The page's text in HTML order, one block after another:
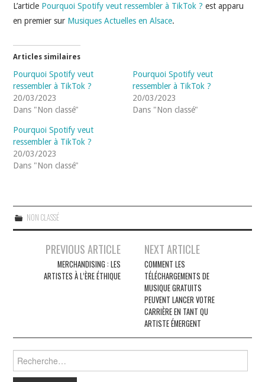
L’article Pourquoi Spotify veut ressembler à TikTok ? est apparu
en premier sur Musiques Actuelles en Alsace.
Articles similaires
Pourquoi Spotify veut
ressembler à TikTok ?
20/03/2023
Dans "Non classé"
Pourquoi Spotify veut
ressembler à TikTok ?
20/03/2023
Dans "Non classé"
Pourquoi Spotify veut
ressembler à TikTok ?
20/03/2023
Dans "Non classé"
NON CLASSÉ
Navigation
articles
PREVIOUS ARTICLE
MERCHANDISING : LES
ARTISTES À L’ÈRE ÉTHIQUE
NEXT ARTICLE
COMMENT LES
TÉLÉCHARGEMENTS DE
MUSIQUE GRATUITS
PEUVENT LANCER VOTRE
CARRIÈRE EN TANT QU
ARTISTE ÉMERGENT